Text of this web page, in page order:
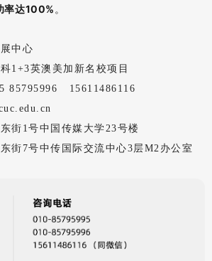
率达100% 。
中心
1+3英澳美加新名校项目
85795996 15611486116
街1号中国传媒大学23号楼
街7号中传国际交流中心3层M2办公室